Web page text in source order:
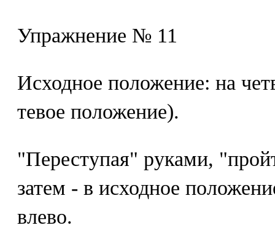
Упражнение № 11
Исходное положение: на
тевое положение).
"Переступая" руками,
затем - в исходное
влево.